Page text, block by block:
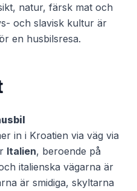
natur, färsk mat och
och slavisk kultur är
en husbilsresa.
in i Kroatien via väg via
Italien, beroende på
italienska vägarna är
är smidiga, skyltarna